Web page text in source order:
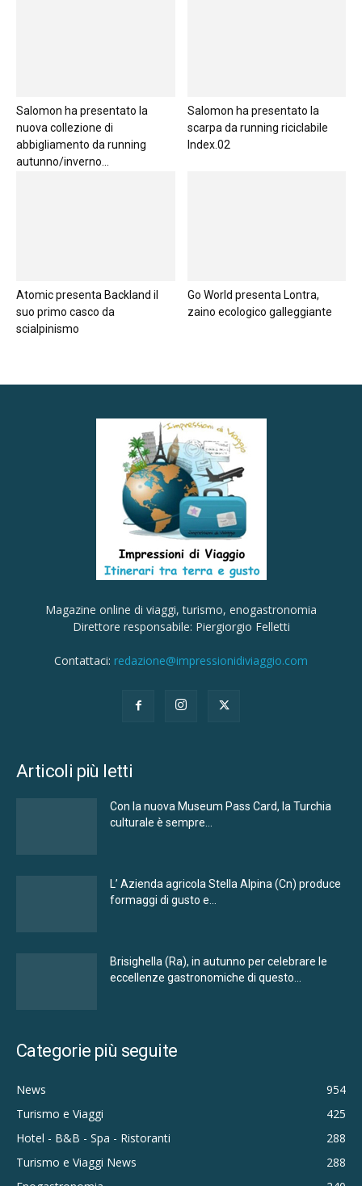
Salomon ha presentato la
nuova collezione di
abbigliamento da running
autunno/inverno...
Salomon ha presentato la
scarpa da running riciclabile
Index.02
Atomic presenta Backland il
suo primo casco da
scialpinismo
Go World presenta Lontra,
zaino ecologico galleggiante
Magazine online di viaggi, turismo, enogastronomia
Direttore responsabile: Piergiorgio Felletti
Contattaci: redazione@impressionidiviaggio.com
Articoli più letti
Con la nuova Museum Pass Card, la Turchia
culturale è sempre...
L’ Azienda agricola Stella Alpina (Cn) produce
formaggi di gusto e...
Brisighella (Ra), in autunno per celebrare le
eccellenze gastronomiche di questo...
Categorie più seguite
News
954
Turismo e Viaggi
425
Hotel - B&B - Spa - Ristoranti
288
Turismo e Viaggi News
288